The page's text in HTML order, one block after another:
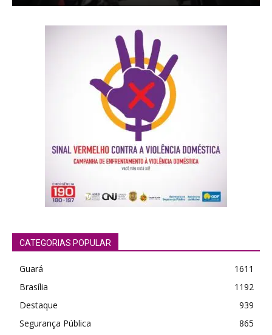
CATEGORIAS POPULAR
Guará
1611
Brasília
1192
Destaque
939
Segurança Pública
865